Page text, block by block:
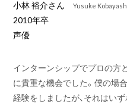
小林 裕介さんYusuke
2010年卒
声優
インターンシップでプロの方
に貴重な機会でした。僕の場
経験をしましたが、それはい